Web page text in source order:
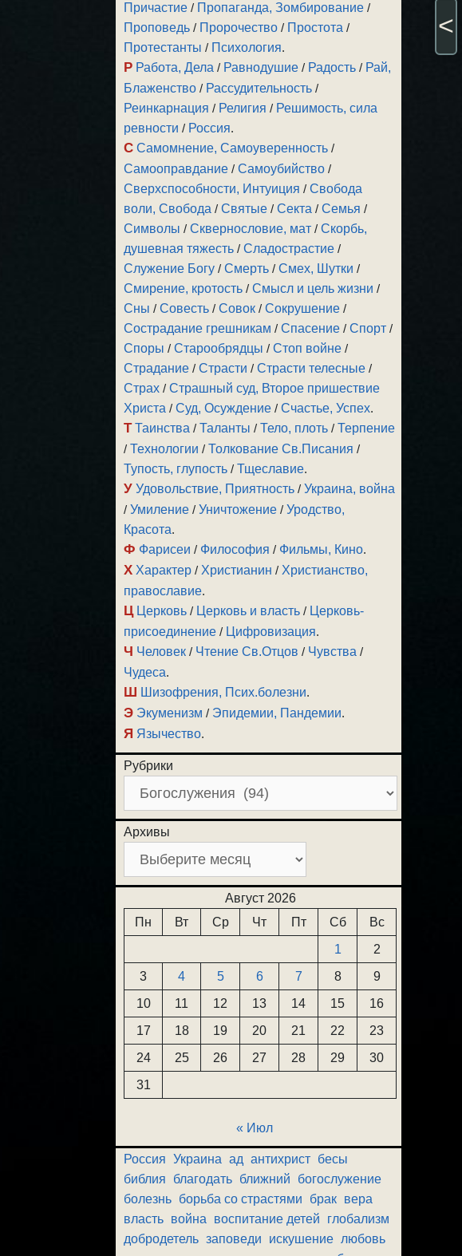
Причастие / Пропаганда, Зомбирование /
Проповедь / Пророчество / Простота /
Протестанты / Психология.
Р Работа, Дела / Равнодушие / Радость / Рай,
Блаженство / Рассудительность /
Реинкарнация / Религия / Решимость, сила
ревности / Россия.
С Самомнение, Самоуверенность /
Самооправдание /Самоубийство /
Сверхспособности, Интуиция /Свобода
воли, Свобода /Святые /Секта /Семья /
Символы /Сквернословие, мат /Скорбь,
душевная тяжесть /Сладострастие /
Служение Богу /Смерть /Смех, Шутки /
Смирение, кротость /Смысл и цель жизни /
Сны /Совесть /Совок /Сокрушение /
Сострадание грешникам /Спасение /Спорт /
Споры /Старообрядцы /Стоп войне /
Страдание /Страсти /Страсти телесные /
Страх /Страшный суд, Второе пришествие
Христа /Суд, Осуждение /Счастье, Успех.
Т Таинства /Таланты /Тело, плоть /Терпение
/Технологии /Толкование Св.Писания /
Тупость, глупость /Тщеславие.
У Удовольствие, Приятность /Украина, война
/Умиление /Уничтожение /Уродство,
Красота.
Ф Фарисеи / Философия / Фильмы, Кино.
Х Характер / Христианин / Христианство,
православие.
Ц Церковь / Церковь и власть / Церковь-
присоединение / Цифровизация.
Ч Человек / Чтение Св.Отцов / Чувства /
Чудеса.
Ш Шизофрения, Псих.болезни.
Э Экуменизм / Эпидемии, Пандемии.
Я Язычество.
Рубрики
Архивы
Август 2026
Пн
Вт Ср Чт Пт Сб
Вс
1
2
3
4 5 6 7 8
9
10
11 12 13 14 15
16
17
18 19 20 21 22
23
24
25 26 27 28 29
30
31
« Июл
Россия Украина ад антихрист бесы
библия
благодать ближний
богослужение
болезнь борьба со страстями брак вера
власть война воспитание детей
глобализм
добродетель заповеди искушение любовь
<